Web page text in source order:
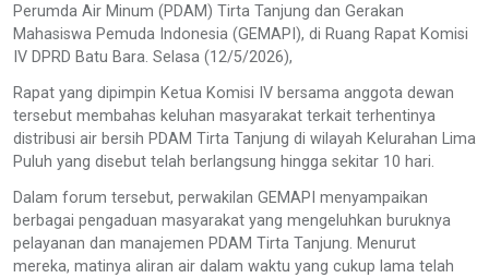
Perumda Air Minum (PDAM) Tirta Tanjung dan Gerakan
Mahasiswa Pemuda Indonesia (GEMAPI), di Ruang Rapat Komisi
IV DPRD Batu Bara. Selasa (12/5/2026),
Rapat yang dipimpin Ketua Komisi IV bersama anggota dewan
tersebut membahas keluhan masyarakat terkait terhentinya
distribusi air bersih PDAM Tirta Tanjung di wilayah Kelurahan Lima
Puluh yang disebut telah berlangsung hingga sekitar 10 hari.
Dalam forum tersebut, perwakilan GEMAPI menyampaikan
berbagai pengaduan masyarakat yang mengeluhkan buruknya
pelayanan dan manajemen PDAM Tirta Tanjung. Menurut
mereka, matinya aliran air dalam waktu yang cukup lama telah